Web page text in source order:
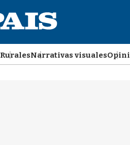
RuralesNarrativas visuales